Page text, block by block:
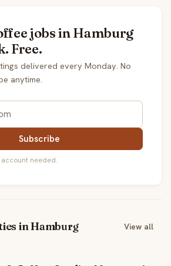
jobs in Hamburg
Free.
delivered every Monday. No
anytime.
Subscribe
needed.
in Hamburg View all